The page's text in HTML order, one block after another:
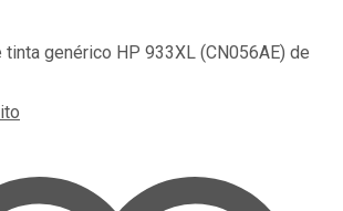
tinta genérico HP 933XL (CN056AE) de